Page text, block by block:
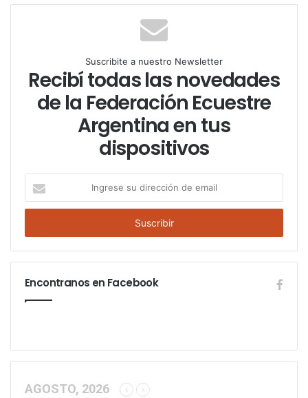
Suscribite a nuestro Newsletter
Recibí todas las novedades
de la Federación Ecuestre
Argentina en tus
dispositivos
g
e
s
s
e
c
Encontranos en Facebook
AGOSTO, 2026